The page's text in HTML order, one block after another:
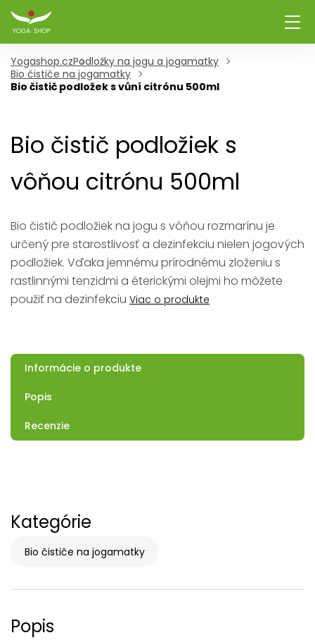
Yogashop.czPodložky na jogu a jogamatky
Bio čističe na jogamatky
Bio čistič podložek s vůní citrónu 500ml
Bio čistič podložiek s
vôňou citrónu 500ml
Bio čistič podložiek na jogu s vôňou rozmarínu je
určený pre starostlivosť a dezinfekciu nielen jogových
podložiek. Vďaka jemnému prírodnému zloženiu s
rastlinnými tenzidmi a éterickými olejmi ho môžete
použiť na dezinfekciu Viac o produkte
Informácie o produkte
Popis
Recenzie
Kategórie
Bio čističe na jogamatky
Popis